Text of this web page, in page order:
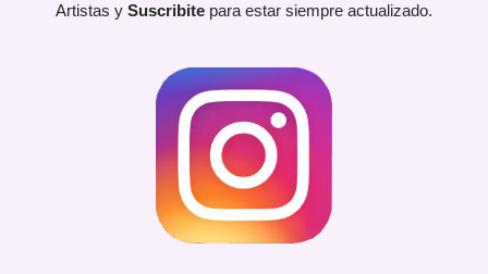
Artistas y Suscribite para estar siempre actualizado.